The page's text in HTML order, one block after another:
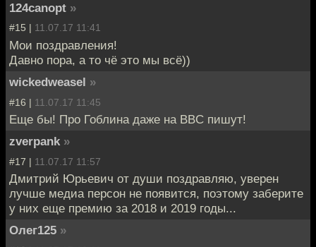
124canopt »
#15 | 11.07.17 11:41
Мои поздравления!
Давно пора, а то чё это мы всё))
wickedweasel »
#16 | 11.07.17 11:45
Еще бы! Про Гоблина даже на BBC пишут!
zverpank »
#17 | 11.07.17 11:57
Дмитрий Юрьевич от души поздравляю, уверен
лучше медиа персон не появится, поэтому заберите
у них еще премию за 2018 и 2019 годы...
Олег125 »